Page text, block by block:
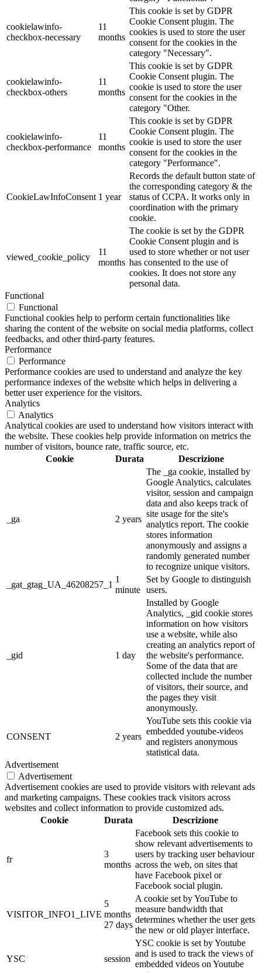
cookielawinfo-
checkbox-necessary
11
months
This cookie is set by GDPR
Cookie Consent plugin. The
cookies is used to store the user
consent for the cookies in the
category "Necessary".
cookielawinfo-
checkbox-others
11
months
This cookie is set by GDPR
Cookie Consent plugin. The
cookie is used to store the user
consent for the cookies in the
category "Other.
cookielawinfo-
checkbox-performance
11
months
This cookie is set by GDPR
Cookie Consent plugin. The
cookie is used to store the user
consent for the cookies in the
category "Performance".
CookieLawInfoConsent 1 year
Records the default button state of
the corresponding category & the
status of CCPA. It works only in
coordination with the primary
cookie.
viewed_cookie_policy
11
months
The cookie is set by the GDPR
Cookie Consent plugin and is
used to store whether or not user
has consented to the use of
cookies. It does not store any
personal data.
Functional
Functional
Functional cookies help to perform certain functionalities like
sharing the content of the website on social media platforms, collect
feedbacks, and other third-party features.
Performance
Performance
Performance cookies are used to understand and analyze the key
performance indexes of the website which helps in delivering a
better user experience for the visitors.
Analytics
Analytics
Analytical cookies are used to understand how visitors interact with
the website. These cookies help provide information on metrics the
number of visitors, bounce rate, traffic source, etc.
Cookie
Durata Descrizione
_ga 2 years
The _ga cookie, installed by
Google Analytics, calculates
visitor, session and campaign
data and also keeps track of
site usage for the site's
analytics report. The cookie
stores information
anonymously and assigns a
randomly generated number
to recognize unique visitors.
_gat_gtag_UA_46208257_1
1
minute
Set by Google to distinguish
users.
_gid 1 day
Installed by Google
Analytics, _gid cookie stores
information on how visitors
use a website, while also
creating an analytics report of
the website's performance.
Some of the data that are
collected include the number
of visitors, their source, and
the pages they visit
anonymously.
CONSENT 2 years
YouTube sets this cookie via
embedded youtube-videos
and registers anonymous
statistical data.
Advertisement
Advertisement
Advertisement cookies are used to provide visitors with relevant ads
and marketing campaigns. These cookies track visitors across
websites and collect information to provide customized ads.
Cookie
Durata Descrizione
fr
3
months
Facebook sets this cookie to
show relevant advertisements to
users by tracking user behaviour
across the web, on sites that
have Facebook pixel or
Facebook social plugin.
VISITOR_INFO1_LIVE
5
months
27 days
A cookie set by YouTube to
measure bandwidth that
determines whether the user gets
the new or old player interface.
YSC session
YSC cookie is set by Youtube
and is used to track the views of
embedded videos on Youtube